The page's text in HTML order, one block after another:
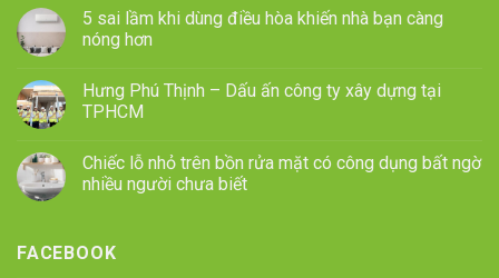
5 sai lầm khi dùng điều hòa khiến nhà bạn càng
nóng hơn
Hưng Phú Thịnh – Dấu ấn công ty xây dựng tại
TPHCM
Chiếc lỗ nhỏ trên bồn rửa mặt có công dụng bất ngờ
nhiều người chưa biết
FACEBOOK